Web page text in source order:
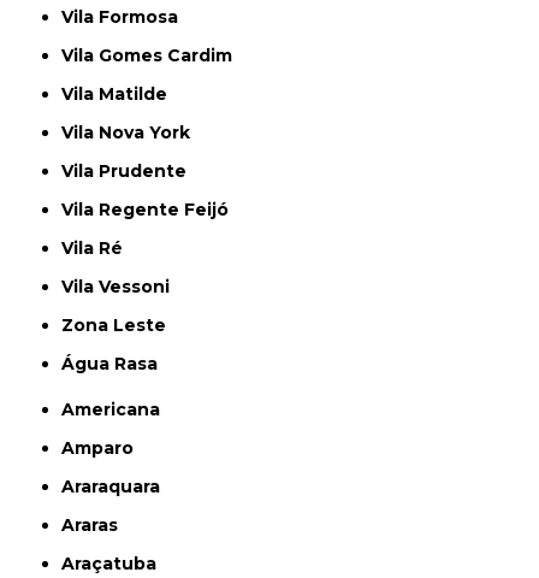
Vila Formosa
Vila Gomes Cardim
Vila Matilde
Vila Nova York
Vila Prudente
Vila Regente Feijó
Vila Ré
Vila Vessoni
Zona Leste
Água Rasa
Americana
Amparo
Araraquara
Araras
Araçatuba